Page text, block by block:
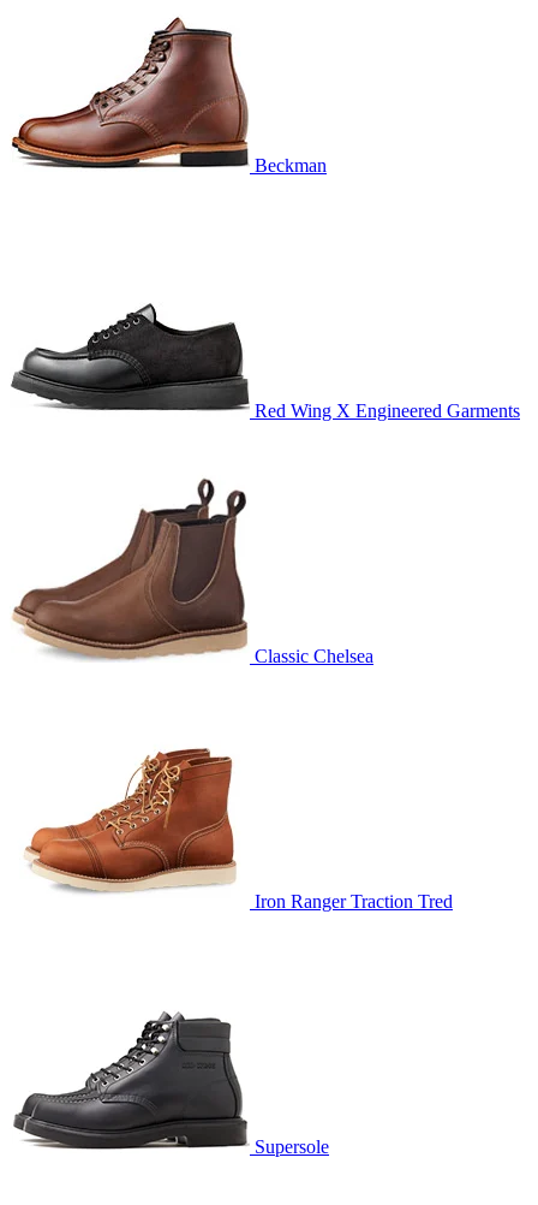
Beckman
Red Wing X Engineered Garments
Classic Chelsea
Iron Ranger Traction Tred
Supersole